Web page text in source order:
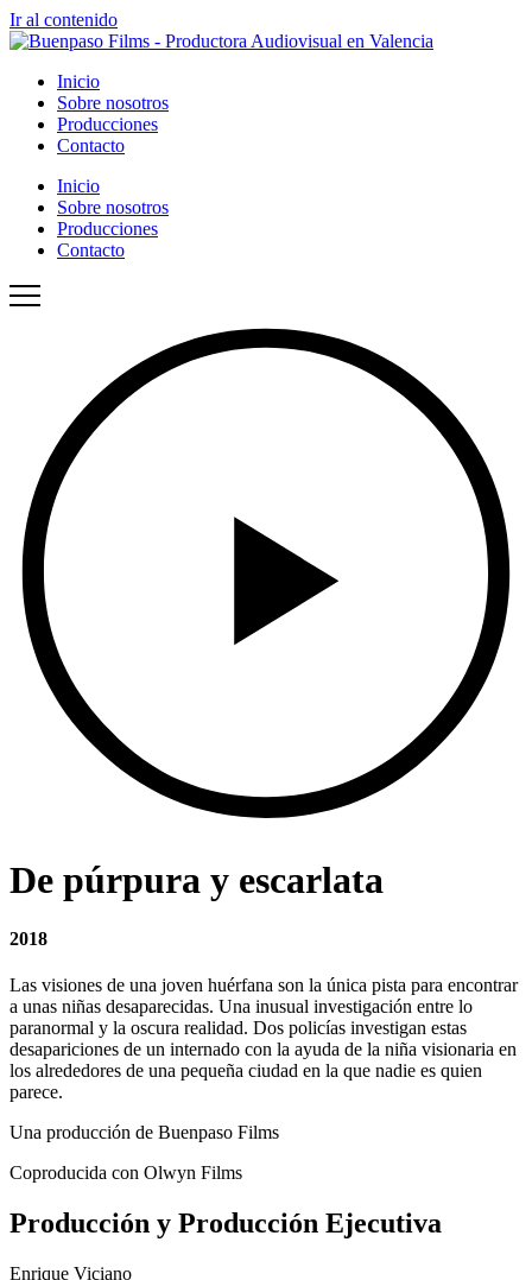
Ir al contenido
Inicio
Sobre nosotros
Producciones
Contacto
Inicio
Sobre nosotros
Producciones
Contacto
De púrpura y escarlata
2018
Las visiones de una joven huérfana son la única pista para encontrar
a unas niñas desaparecidas. Una inusual investigación entre lo
paranormal y la oscura realidad. Dos policías investigan estas
desapariciones de un internado con la ayuda de la niña visionaria en
los alrededores de una pequeña ciudad en la que nadie es quien
parece.
Una producción de Buenpaso Films
Coproducida con Olwyn Films
Producción y Producción Ejecutiva
Enrique Viciano